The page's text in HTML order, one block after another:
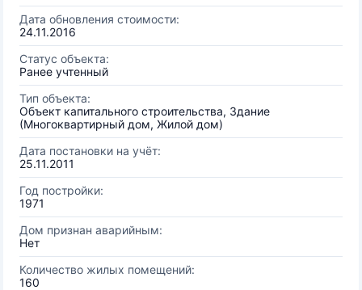
Дата обновления стоимости:
24.11.2016
Статус объекта:
Ранее учтенный
Тип объекта:
Объект капитального строительства, Здание
(Многоквартирный дом, Жилой дом)
Дата постановки на учёт:
25.11.2011
Год постройки:
1971
Дом признан аварийным:
Нет
Количество жилых помещений:
160